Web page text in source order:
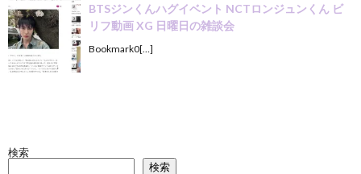
BTSジンくんハグイベント NCTロンジュンくん ビ
リフ動画 XG 日曜日の雑談会
Bookmark0[…]
検索
検索